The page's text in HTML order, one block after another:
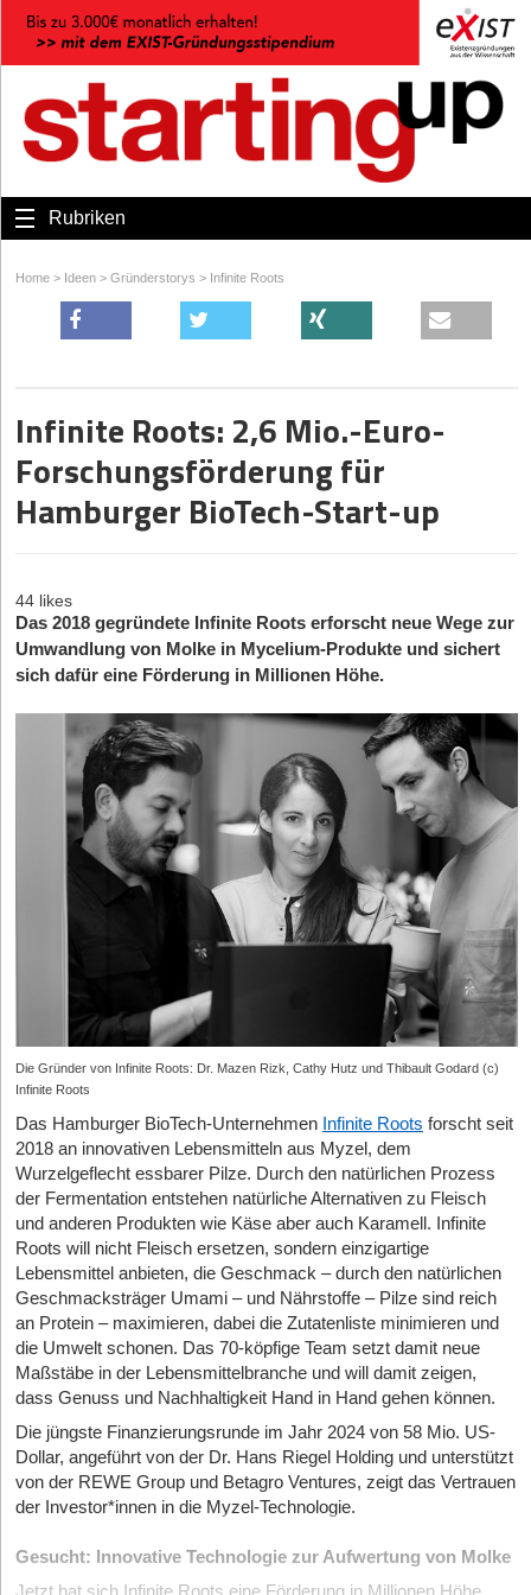
Rubriken
Home > Ideen > Gründerstorys > Infinite Roots
Infinite Roots: 2,6 Mio.-Euro-
Forschungsförderung für
Hamburger BioTech-Start-up
44 likes
Das 2018 gegründete Infinite Roots erforscht neue Wege zur
Umwandlung von Molke in Mycelium-Produkte und sichert
sich dafür eine Förderung in Millionen Höhe.
Die Gründer von Infinite Roots: Dr. Mazen Rizk, Cathy Hutz und Thibault Godard (c)
Infinite Roots
Das Hamburger BioTech-Unternehmen Infinite Roots forscht seit
2018 an innovativen Lebensmitteln aus Myzel, dem
Wurzelgeflecht essbarer Pilze. Durch den natürlichen Prozess
der Fermentation entstehen natürliche Alternativen zu Fleisch
und anderen Produkten wie Käse aber auch Karamell. Infinite
Roots will nicht Fleisch ersetzen, sondern einzigartige
Lebensmittel anbieten, die Geschmack – durch den natürlichen
Geschmacksträger Umami – und Nährstoffe – Pilze sind reich
an Protein – maximieren, dabei die Zutatenliste minimieren und
die Umwelt schonen. Das 70-köpfige Team setzt damit neue
Maßstäbe in der Lebensmittelbranche und will damit zeigen,
dass Genuss und Nachhaltigkeit Hand in Hand gehen können.
Die jüngste Finanzierungsrunde im Jahr 2024 von 58 Mio. US-
Dollar, angeführt von der Dr. Hans Riegel Holding und unterstützt
von der REWE Group und Betagro Ventures, zeigt das Vertrauen
der Investor*innen in die Myzel-Technologie.
Gesucht: Innovative Technologie zur Aufwertung von Molke